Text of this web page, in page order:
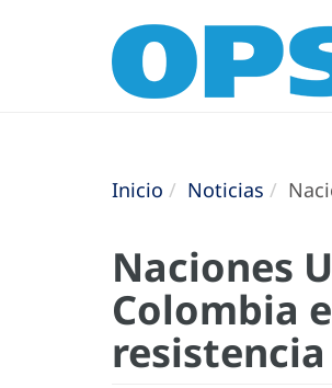
Inicio Noticias
Naciones
Colombia